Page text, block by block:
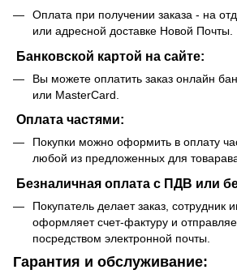
Оплата при получении заказа - на
или адресной доставке Новой Почты.
Банковской картой на сайте:
Вы можете оплатить заказ онлайн
или MasterCard.
Оплата частями:
Покупки можно оформить в оплату
любой из предложенных для
Безналичная оплата с ПДВ или
Покупатель делает заказ, сотрудник
оформляет счет-фактуру и
посредством электронной почты.
Гарантия и обслуживание: